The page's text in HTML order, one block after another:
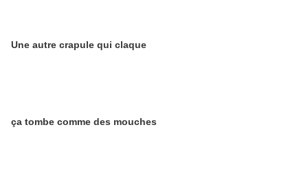
Une autre crapule qui claque
ça tombe comme des mouches